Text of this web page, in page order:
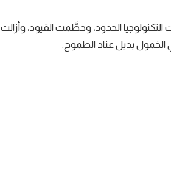
الحدود، وحطَّمت القيود، وأزالت
بديل عناد الطموح.